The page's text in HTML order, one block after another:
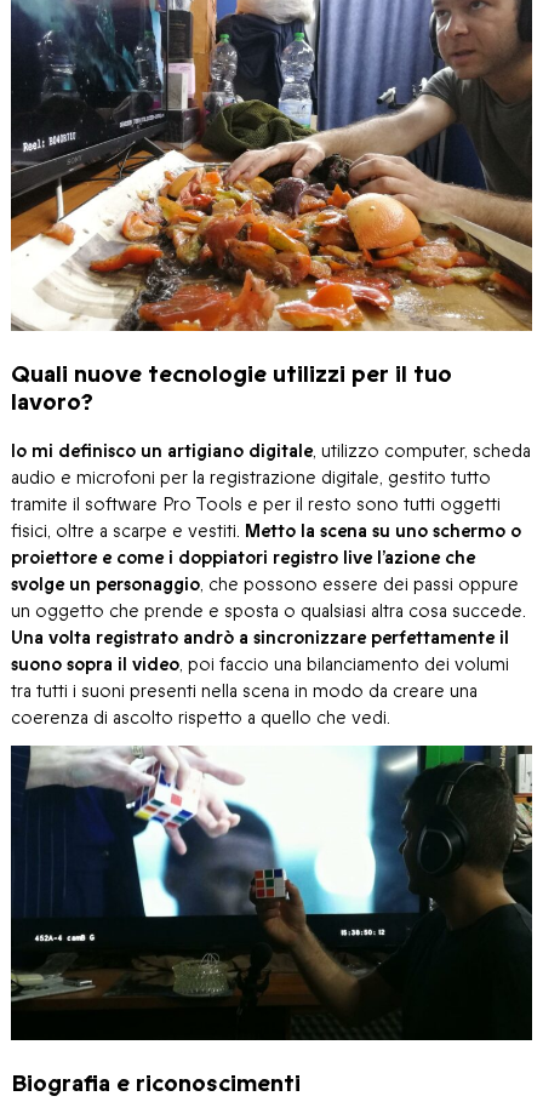
Quali nuove tecnologie utilizzi per il tuo
lavoro?
Io mi definisco un artigiano digitale, utilizzo computer, scheda
audio e microfoni per la registrazione digitale, gestito tutto
tramite il software Pro Tools e per il resto sono tutti oggetti
fisici, oltre a scarpe e vestiti. Metto la scena su uno schermo o
proiettore e come i doppiatori registro live l’azione che
svolge un personaggio, che possono essere dei passi oppure
un oggetto che prende e sposta o qualsiasi altra cosa succede.
Una volta registrato andrò a sincronizzare perfettamente il
suono sopra il video, poi faccio una bilanciamento dei volumi
tra tutti i suoni presenti nella scena in modo da creare una
coerenza di ascolto rispetto a quello che vedi.
Biografia e riconoscimenti